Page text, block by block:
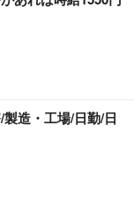
造・工場/日勤/日